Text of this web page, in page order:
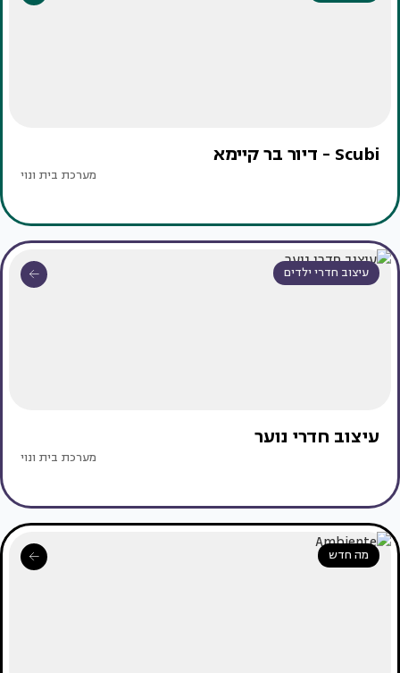
Scubi - דיור בר קיימא
מערכת בית ונוי
עיצוב חדרי ילדים
עיצוב חדרי נוער
מערכת בית ונוי
מה חדש